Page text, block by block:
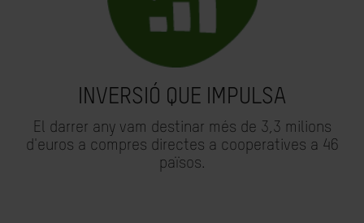
INVERSIÓ QUE IMPULSA
El darrer any vam destinar més de 3,3 milions
d'euros a compres directes a cooperatives a 46
països.